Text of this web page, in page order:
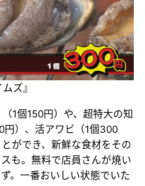
ズ』
1個150円）や、超特大の知
円）、活アワビ（1個300
ができ、新鮮な食材をその
も。無料で店員さんが焼い
。一番おいしい状態でいた